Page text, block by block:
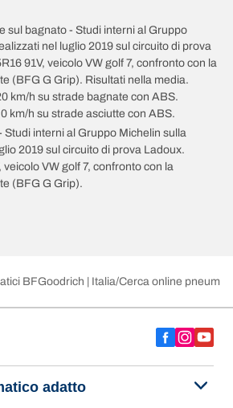
sul bagnato - Studi interni al Gruppo
nel luglio 2019 sul circuito di prova
91V, veicolo VW golf 7, confronto con la
(BFG G Grip). Risultati nella media.
km/h su strade bagnate con ABS.
km/h su strade asciutte con ABS.
Studi interni al Gruppo Michelin sulla
2019 sul circuito di prova Ladoux.
VW golf 7, confronto con la
(BFG G Grip).
BFGoodrich | Italia Cerca online
adatto